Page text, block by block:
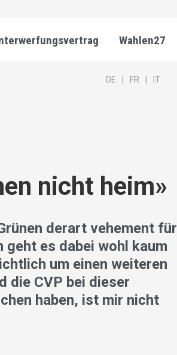
Wahlen27
DE FR IT
nicht heim»
derart vehement für
es dabei wohl kaum
um einen weiteren
die CVP bei dieser
haben, ist mir nicht